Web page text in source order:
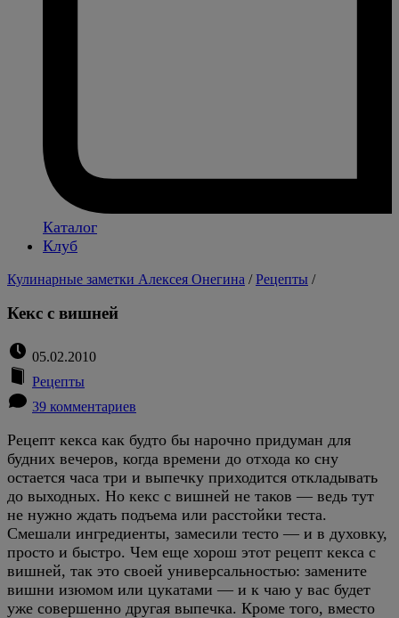
Каталог
Клуб
Кулинарные заметки Алексея Онегина /Рецепты /
Кекс с вишней
05.02.2010
Рецепты
39 комментариев
Рецепт кекса как будто бы нарочно придуман для
будних вечеров, когда времени до отхода ко сну
остается часа три и выпечку приходится откладывать
до выходных. Но кекс с вишней не таков — ведь тут
не нужно ждать подъема или расстойки теста.
Смешали ингредиенты, замесили тесто — и в духовку,
просто и быстро. Чем еще хорош этот рецепт кекса с
вишней, так это своей универсальностью: замените
вишни изюмом или цукатами — и к чаю у вас будет
уже совершенно другая выпечка. Кроме того, вместо